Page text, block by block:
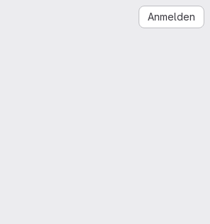
Anmelden